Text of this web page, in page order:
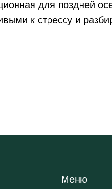
для поздней
к стрессу и
Меню